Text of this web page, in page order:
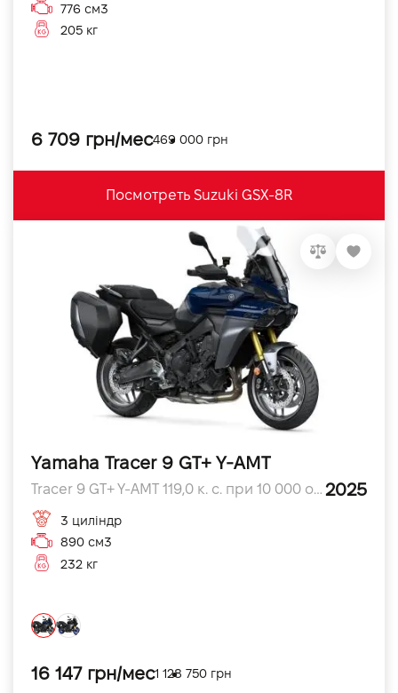
776 см3
205 кг
6 709 грн/мес469 000 грн
Посмотреть Suzuki GSX-8R
Yamaha Tracer 9 GT+ Y-AMT
Tracer 9 GT+ Y-AMT 119,0 к. с. при 10 000 об/хв л.с. 2025
3 циліндр
890 см3
232 кг
16 147 грн/мес1 128 750 грн